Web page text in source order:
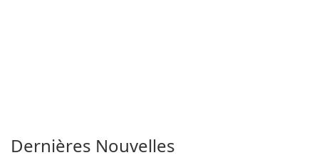
Dernières Nouvelles